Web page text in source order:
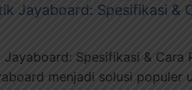
Jayaboard: Spesifikasi &
Spesifikasi & Cara
menjadi solusi populer